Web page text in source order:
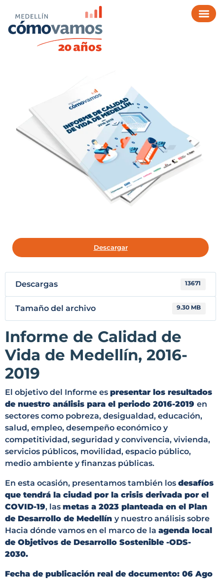
Descargar
Descargas 13671
Tamaño del archivo 9.30 MB
Informe de Calidad de
Vida de Medellín, 2016-
2019
El objetivo del Informe es presentar los resultados
de nuestro análisis para el periodo 2016-2019 en
sectores como pobreza, desigualdad, educación,
salud, empleo, desempeño económico y
competitividad, seguridad y convivencia, vivienda,
servicios públicos, movilidad, espacio público,
medio ambiente y finanzas públicas.
En esta ocasión, presentamos también los desafíos
que tendrá la ciudad por la crisis derivada por el
COVID-19, las metas a 2023 planteada en el Plan
de Desarrollo de Medellín y nuestro análisis sobre
Hacia dónde vamos en el marco de la agenda local
de Objetivos de Desarrollo Sostenible -ODS-
2030.
Fecha de publicación real de documento: 06 Ago